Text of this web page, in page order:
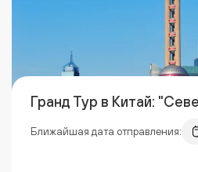
Гранд Тур в Китай:
Ближайшая дата отправления: